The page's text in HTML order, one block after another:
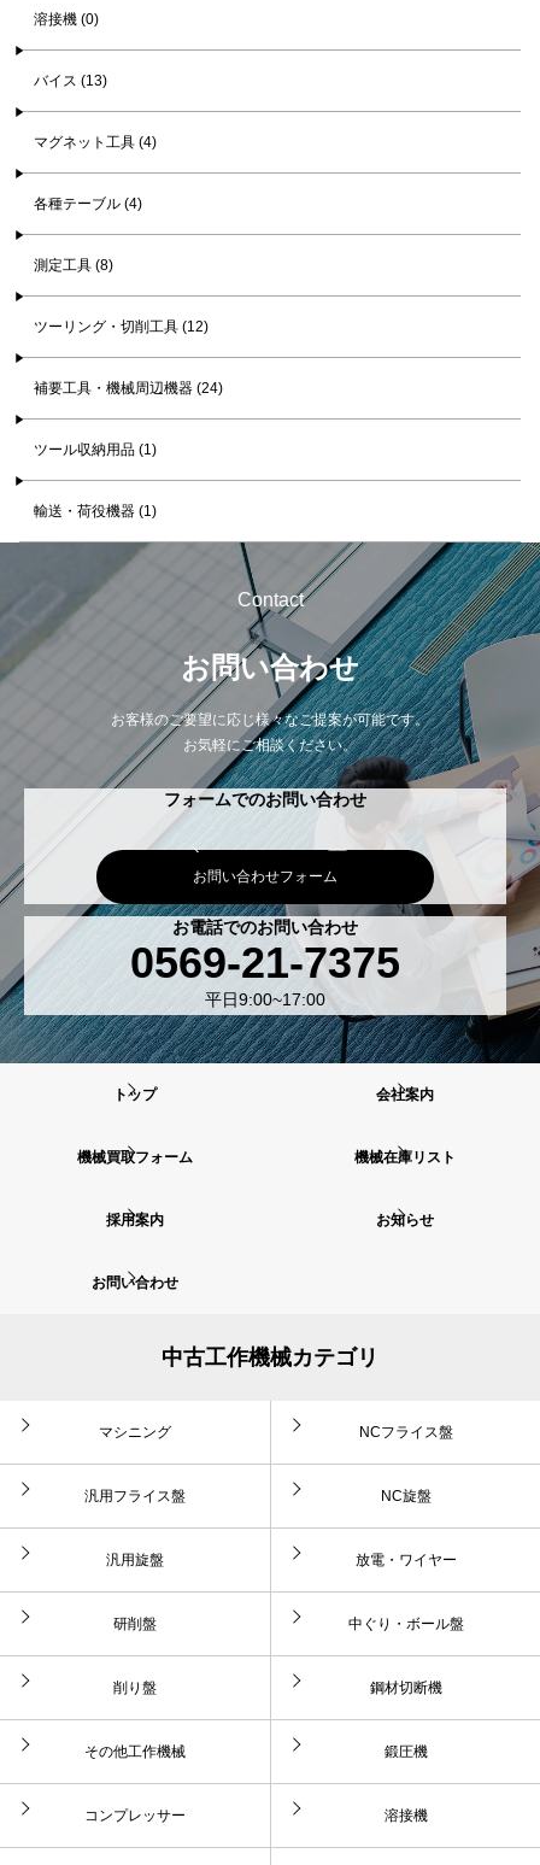
溶接機 (0)
バイス (13)
マグネット工具 (4)
各種テーブル (4)
測定工具 (8)
ツーリング・切削工具 (12)
補要工具・機械周辺機器 (24)
ツール収納用品 (1)
輸送・荷役機器 (1)
Contact
お問い合わせ
お客様のご要望に応じ様々なご提案が可能です。
お気軽にご相談ください。
フォームでのお問い合わせ
お問い合わせフォーム
お電話でのお問い合わせ
0569-21-7375
平日9:00~17:00
トップ 会社案内
機械買取フォーム 機械在庫リスト
採用案内 お知らせ
お問い合わせ
中古工作機械カテゴリ
マシニング NCフライス盤
汎用フライス盤 NC旋盤
汎用旋盤 放電・ワイヤー
研削盤 中ぐり・ボール盤
削り盤 鋼材切断機
その他工作機械 鍛圧機
コンプレッサー 溶接機